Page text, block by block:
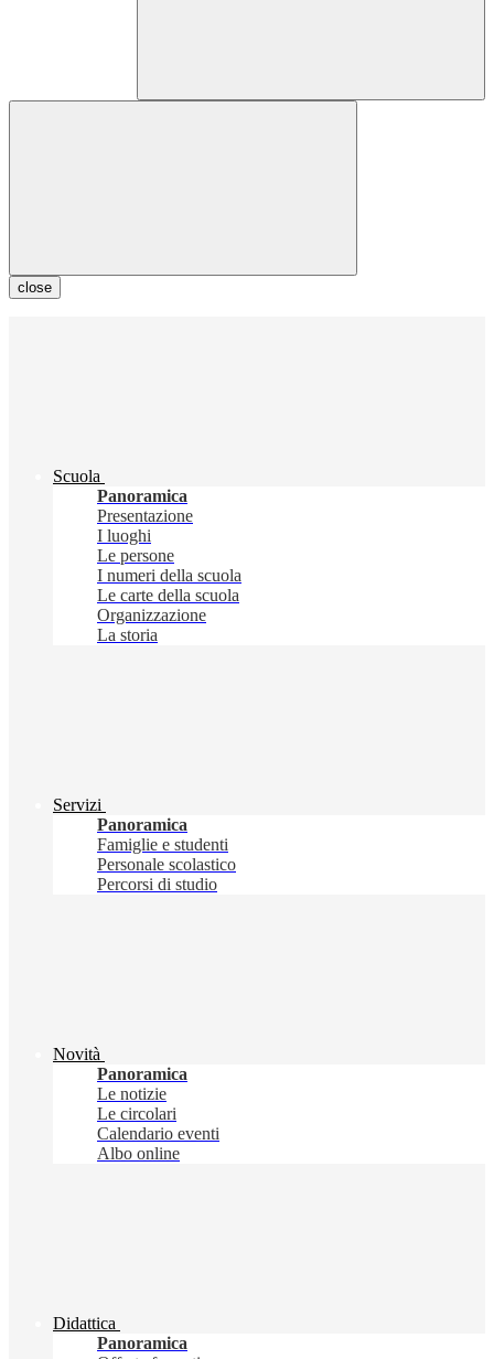
close
Scuola
Panoramica
Presentazione
I luoghi
Le persone
I numeri della scuola
Le carte della scuola
Organizzazione
La storia
Servizi
Panoramica
Famiglie e studenti
Personale scolastico
Percorsi di studio
Novità
Panoramica
Le notizie
Le circolari
Calendario eventi
Albo online
Didattica
Panoramica